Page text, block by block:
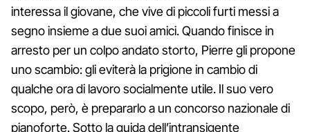
interessa il giovane, che vive di piccoli furti messi a
segno insieme a due suoi amici. Quando finisce in
arresto per un colpo andato storto, Pierre gli propone
uno scambio: gli eviterà la prigione in cambio di
qualche ora di lavoro socialmente utile. Il suo vero
scopo, però, è prepararlo a un concorso nazionale di
pianoforte. Sotto la guida dell’intransigente